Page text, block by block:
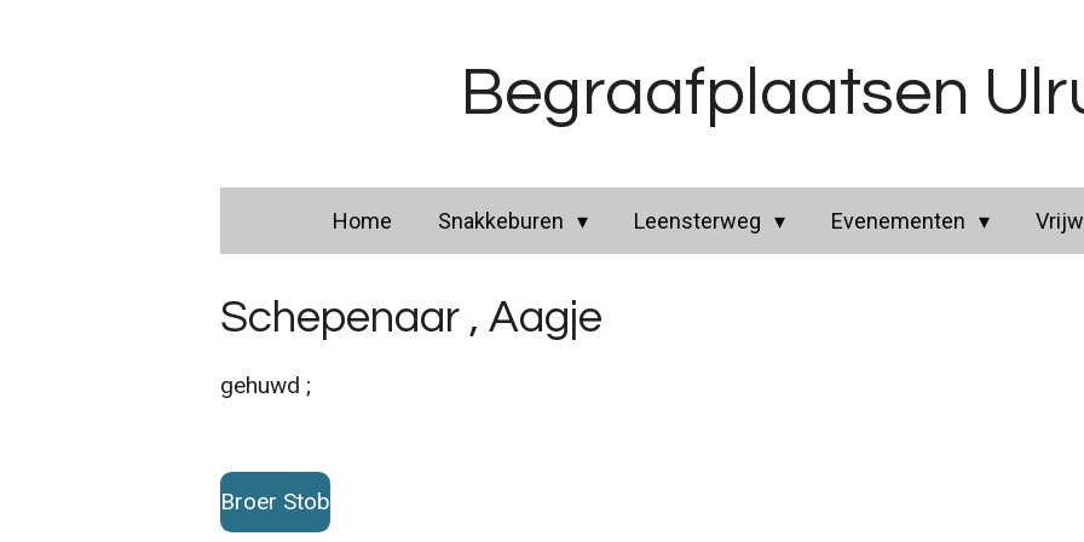
Begraafplaatsen
Home Snakkeburen Leensterweg Evenementen
Schepenaar , Aagje
gehuwd ;
Broer Stob